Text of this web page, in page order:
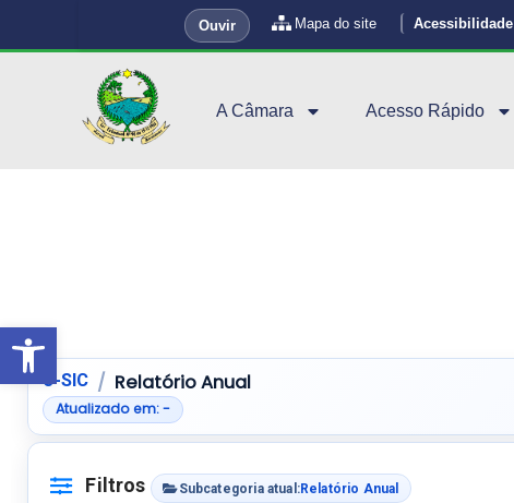
Abrir a barra de ferramentas
Ouvir Mapa do site Acessibilidade
A Câmara Acesso Rápido